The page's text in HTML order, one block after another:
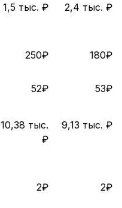
1,5 тыс. ₽ 2,4 тыс. ₽
250₽ 180₽
52₽
53₽
10,38 тыс.
₽
9,13 тыс. ₽
2₽ 2₽